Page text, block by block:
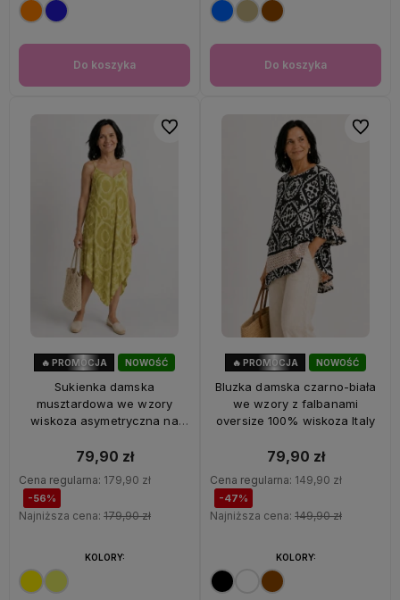
Do koszyka Do koszyka
NOWOŚĆ
🔥 PROMOCJA
Sukienka damska
musztardowa we wzory
wiskoza asymetryczna na
79,90 zł
Cena regularna: 179,90 zł
-56%
Najniższa cena: 179,90 zł
KOLORY:
Do ulubionych
NOWOŚĆ
🔥 PROMOCJA
Bluzka damska czarno-biała
we wzory z falbanami
oversize 100% wiskoza Italy
79,90 zł
Cena regularna: 149,90 zł
-47%
Najniższa cena: 149,90 zł
KOLORY:
Do